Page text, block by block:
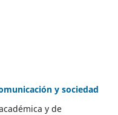
y sociedad
y de